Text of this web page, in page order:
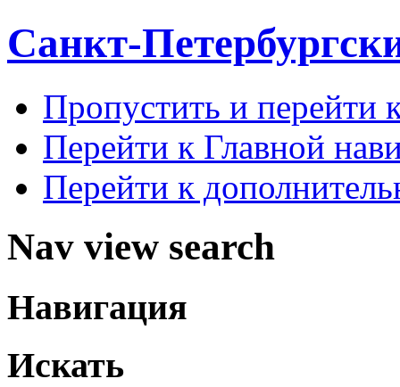
Санкт-
Пропустить и перейти
Перейти к Главной
Перейти к
Nav view search
Навигация
Искать